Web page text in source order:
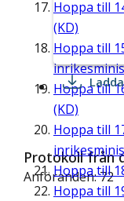
Hoppa till
(KD)
Hoppa till
Hoppa till
(KD)
Hoppa till
Hoppa till
Hoppa till
Protokoll från
Anföranden: 72